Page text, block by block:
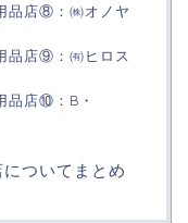
品店⑧：㈱オノヤ
品店⑨：㈲ヒロス
品店⑩：B・
ついてまとめ